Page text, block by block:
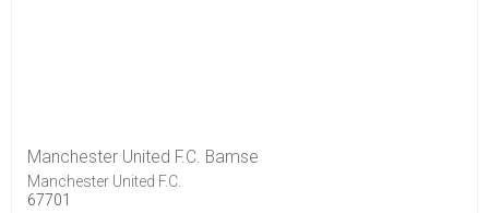
Manchester United F.C. Bamse
Manchester United F.C.
67701